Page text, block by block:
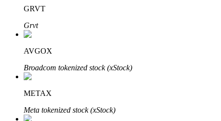
Meer informatie over het verdienen van passief inkomen
Bitrue
GRVT
Grvt
AVGOX
Broadcom tokenized stock (xStock)
METAX
Meta tokenized stock (xStock)